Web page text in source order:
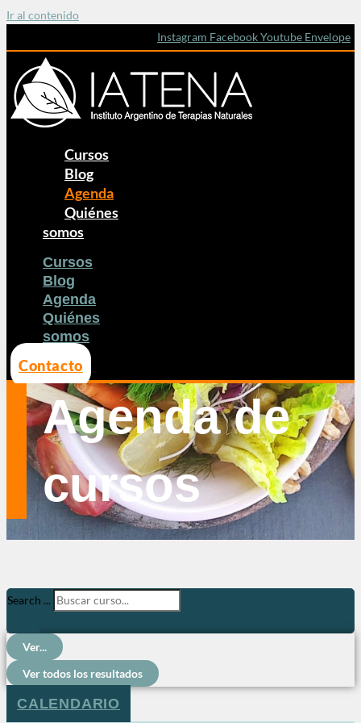
Ir al contenido
Instagram FacebookYoutube Envelope
Cursos
Blog
Agenda
Quiénes
somos
Cursos
Blog
Agenda
Quiénes
somos
Contacto
Agenda de
cursos
Search ...
Ver...
Ver todos los resultados
CALENDARIO